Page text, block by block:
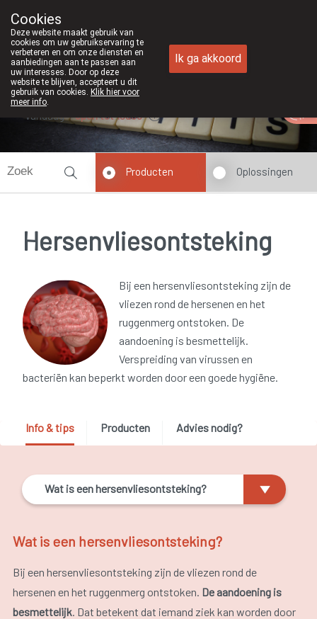
089/382429
Vandaag open tot 19u00
Producten Oplossingen
Hersenvliesontsteking
Bij een hersenvliesontsteking zijn de
vliezen rond de hersenen en het
ruggenmerg ontstoken. De
aandoening is besmettelijk.
Verspreiding van virussen en
bacteriën kan beperkt worden door een goede hygiëne.
Info & tips Producten Advies nodig?
Wat is een hersenvliesontsteking?
Wat is een hersenvliesontsteking?
Bij een hersenvliesontsteking zijn de vliezen rond de
hersenen en het ruggenmerg ontstoken. De aandoening is
besmettelijk. Dat betekent dat iemand ziek kan worden door
Cookies
Deze website maakt gebruik van
cookies om uw gebruikservaring te
verbeteren en om onze diensten en
aanbiedingen aan te passen aan
uw interesses. Door op deze
website te blijven, accepteert u dit
gebruik van cookies. Klik hier voor
meer info.
Ik ga akkoord